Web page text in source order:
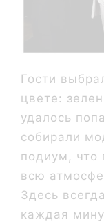
Гости
цвете:
удалось
собирали
подиум, что
всю
Здесь
каждая